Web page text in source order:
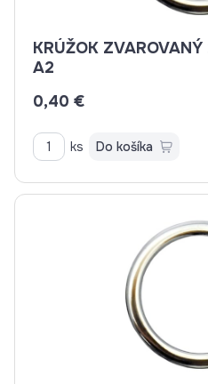
KRÚŽOK ZVAROVANÝ 2,5X15MM NEREZ
A2
0,40 €
ks Do košíka